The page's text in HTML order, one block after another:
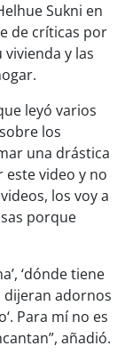
Sukni en
de críticas por
y las
leyó varios
los
una drástica
este video y no
los voy a
porque
‘dónde tiene
dijeran adornos
Para mí no es
añadió.